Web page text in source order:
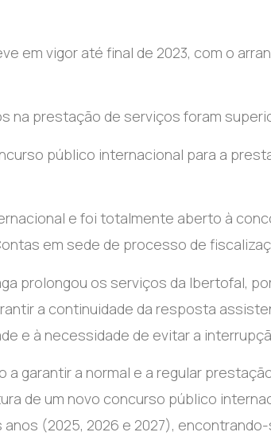
em vigor até final de 2023, com o
na prestação de serviços foram
público internacional para a
e foi totalmente aberto à
em sede de processo de
prolongou os serviços da Ibertofal,
a continuidade da resposta
e à necessidade de evitar a
a garantir a normal e a regular
de um novo concurso público
(2025, 2026 e 2027),